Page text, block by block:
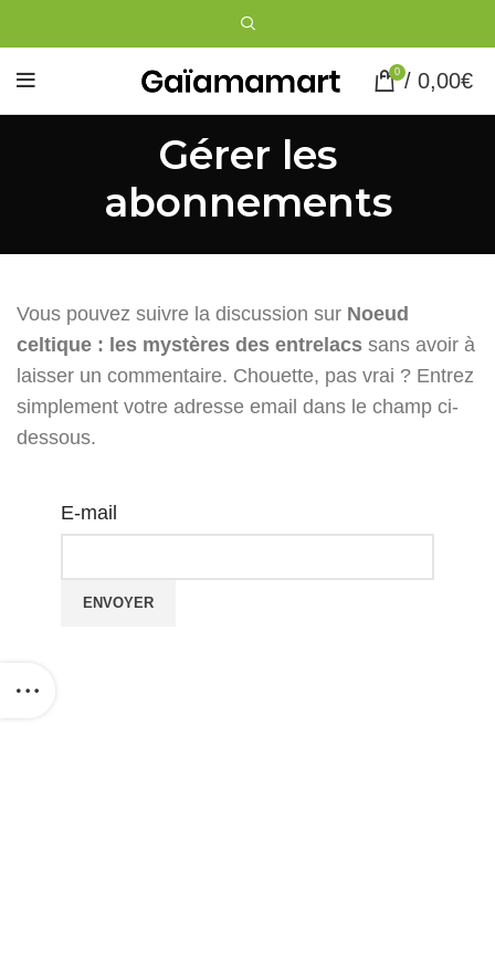
0 / 0,00€
Gérer les
abonnements
Vous pouvez suivre la discussion sur Noeud
celtique : les mystères des entrelacs sans avoir à
laisser un commentaire. Chouette, pas vrai ? Entrez
simplement votre adresse email dans le champ ci-
dessous.
E-mail